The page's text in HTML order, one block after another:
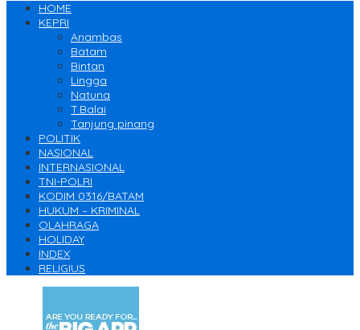
HOME
KEPRI
Anambas
Batam
Bintan
Lingga
Natuna
T.Balai
Tanjung pinang
POLITIK
NASIONAL
INTERNASIONAL
TNI-POLRI
KODIM 0316/BATAM
HUKUM – KRIMINAL
OLAHRAGA
HOLIDAY
INDEX
RELIGIUS